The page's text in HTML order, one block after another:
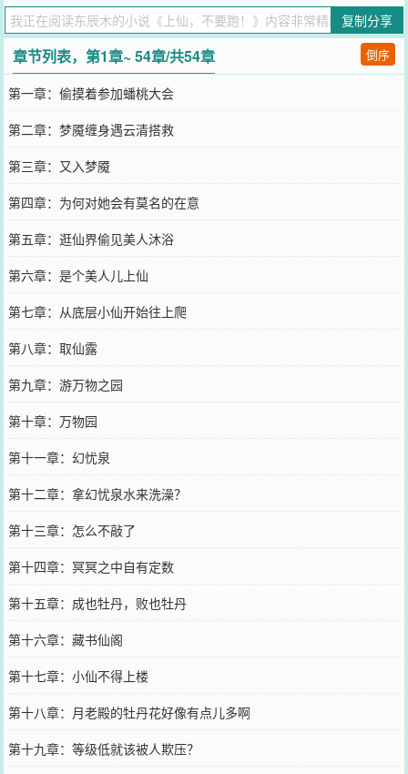
神与魔界魔女在凡间历劫，同时恋上正在历情劫的东木上仙（东木上
仙和花神捆了红线的，花神历劫不知情历的是情劫）。东木上仙为人
间的皇，花神本为正后，却因魔女所转世的妃掺和，两神历劫不得成
功，回到天庭，忘却凡尘记忆，在一次偶然的机会下两神记起那段刻
骨铭心的记忆，花神执意代东木出征仙魔大战，最后灰飞烟灭，仅存
的最后意志被东木投入轮回镜，化为一株牡丹，因着花神的意志决
绝，在入了轮回镜之后，东木上仙很难找到花神了。九天之上，并非
众仙都知道东木上仙与花神的过去是为禁忌……原汤圆签约作者：东
辰木因汤圆创作app闭站，现挪到17K续写后文。欢迎观看，喜欢的留
下你的小收藏哦
您要是觉得《
上仙，不要跑！ 》还不错的话请不要忘记向您QQ群和微
博微信里的朋友推荐哦！
复制分享
章节列表，第1章~ 54章/共54章 倒序
第一章：偷摸着参加蟠桃大会
第二章：梦魇缠身遇云清搭救
第三章：又入梦魇
第四章：为何对她会有莫名的在意
第五章：逛仙界偷见美人沐浴
第六章：是个美人儿上仙
第七章：从底层小仙开始往上爬
第八章：取仙露
第九章：游万物之园
第十章：万物园
第十一章：幻忧泉
第十二章：拿幻忧泉水来洗澡？
第十三章：怎么不敲了
第十四章：冥冥之中自有定数
第十五章：成也牡丹，败也牡丹
第十六章：藏书仙阁
第十七章：小仙不得上楼
第十八章：月老殿的牡丹花好像有点儿多啊
第十九章：等级低就该被人欺压？